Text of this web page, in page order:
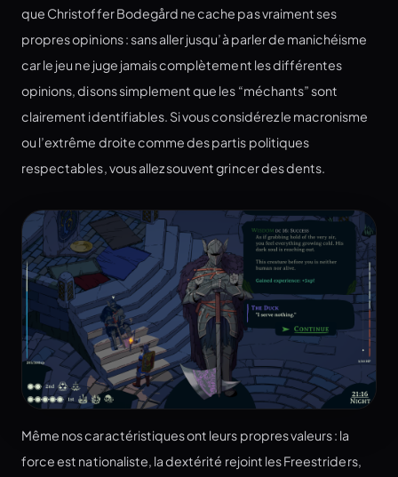
que Christoffer Bodegård ne cache pas vraiment ses
propres opinions : sans aller jusqu’à parler de manichéisme
car le jeu ne juge jamais complètement les différentes
opinions, disons simplement que les “méchants” sont
clairement identifiables. Si vous considérez le macronisme
ou l’extrême droite comme des partis politiques
respectables, vous allez souvent grincer des dents.
Même nos caractéristiques ont leurs propres valeurs : la
force est nationaliste, la dextérité rejoint les Freestriders,